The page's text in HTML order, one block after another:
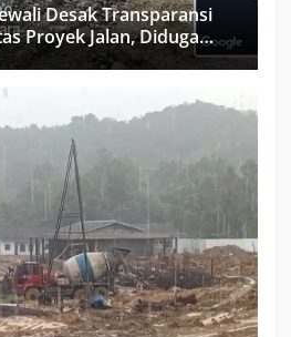
Desak Transparansi
Proyek Jalan, Diduga